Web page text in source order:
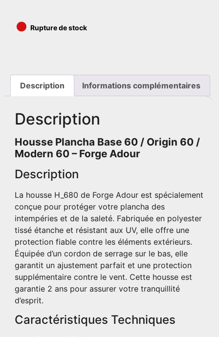
• Rupture de stock
Description Informations complémentaires
Description
Housse Plancha Base 60 / Origin 60 /
Modern 60 – Forge Adour
Description
La housse H_680 de Forge Adour est spécialement
conçue pour protéger votre plancha des
intempéries et de la saleté. Fabriquée en polyester
tissé étanche et résistant aux UV, elle offre une
protection fiable contre les éléments extérieurs.
Équipée d’un cordon de serrage sur le bas, elle
garantit un ajustement parfait et une protection
supplémentaire contre le vent. Cette housse est
garantie 2 ans pour assurer votre tranquillité
d’esprit.
Caractéristiques Techniques